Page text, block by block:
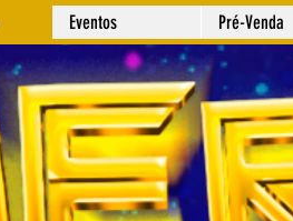
Eventos Pré-Venda